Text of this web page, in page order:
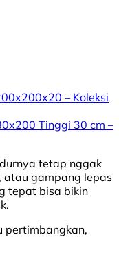
– Koleksi
Tinggi 30 cm –
tetap nggak
atau gampang lepas
tepat bisa bikin
pertimbangkan,